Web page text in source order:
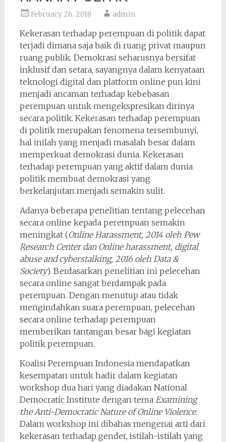
February 26, 2018 admin
Kekerasan terhadap perempuan di politik dapat
terjadi dimana saja baik di ruang privat maupun
ruang publik. Demokrasi seharusnya bersifat
inklusif dan setara, sayangnya dalam kenyataan
teknologi digital dan platform online pun kini
menjadi ancaman terhadap kebebasan
perempuan untuk mengekspresikan dirinya
secara politik. Kekerasan terhadap perempuan
di politik merupakan fenomena tersembunyi,
hal inilah yang menjadi masalah besar dalam
memperkuat demokrasi dunia. Kekerasan
terhadap perempuan yang aktif dalam dunia
politik membuat demokrasi yang
berkelanjutan menjadi semakin sulit.
Adanya beberapa penelitian tentang pelecehan
secara online kepada perempuan semakin
meningkat (Online Harassment, 2014 oleh Pew
Research Center dan Online harassment, digital
abuse and cyberstalking, 2016 oleh Data &
Society). Berdasarkan penelitian ini pelecehan
secara online sangat berdampak pada
perempuan. Dengan menutup atau tidak
mengindahkan suara perempuan, pelecehan
secara online terhadap perempuan
memberikan tantangan besar bagi kegiatan
politik perempuan.
Koalisi Perempuan Indonesia mendapatkan
kesempatan untuk hadir dalam kegiatan
workshop dua hari yang diadakan National
Democratic Institute dengan tema Examining
the Anti-Democratic Nature of Online Violence.
Dalam workshop ini dibahas mengenai arti dari
kekerasan terhadap gender, istilah-istilah yang